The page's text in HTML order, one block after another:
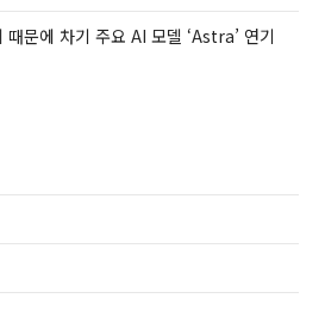
문에 차기 주요 AI 모델 ‘Astra’ 연기